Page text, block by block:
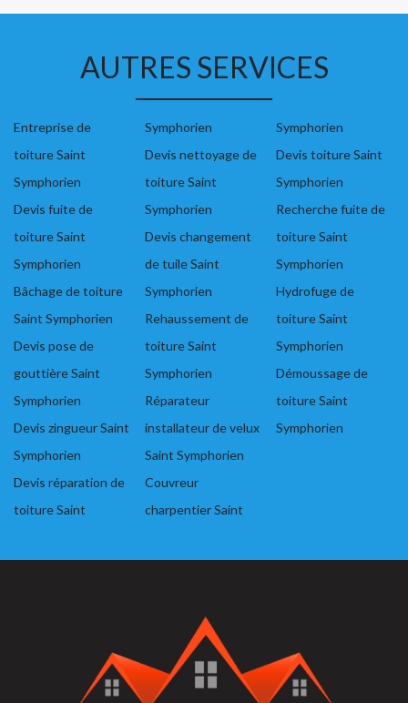
AUTRES SERVICES
Entreprise de
toiture Saint
Symphorien
Devis fuite de
toiture Saint
Symphorien
Bâchage de toiture
Saint Symphorien
Devis pose de
gouttière Saint
Symphorien
Devis zingueur Saint
Symphorien
Devis réparation de
toiture Saint
Symphorien
Devis nettoyage de
toiture Saint
Symphorien
Devis changement
de tuile Saint
Symphorien
Rehaussement de
toiture Saint
Symphorien
Réparateur
installateur de velux
Saint Symphorien
Couvreur
charpentier Saint
Symphorien
Devis toiture Saint
Symphorien
Recherche fuite de
toiture Saint
Symphorien
Hydrofuge de
toiture Saint
Symphorien
Démoussage de
toiture Saint
Symphorien